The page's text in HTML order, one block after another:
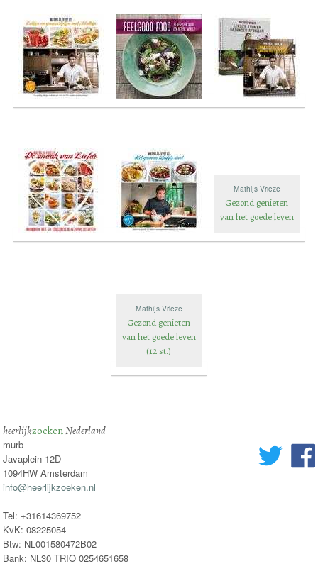
Mathijs Vrieze
Gezond genieten
van het goede leven
Mathijs Vrieze
Gezond genieten
van het goede leven
(12 st.)
heerlijkzoekenNederland
murb
Javaplein 12D
1094HW Amsterdam
info@heerlijkzoeken.nl
Tel: +31614369752
KvK: 08225054
Btw: NL001580472B02
Bank: NL30 TRIO 0254651658